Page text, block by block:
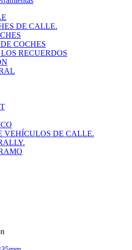
DE CALLE.
COCHES
RECUERDOS
VEHÍCULOS DE CALLE.